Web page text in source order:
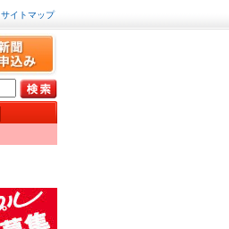
サイトマップ